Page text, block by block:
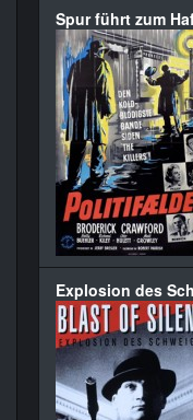
Spur führt zum
Explosion des